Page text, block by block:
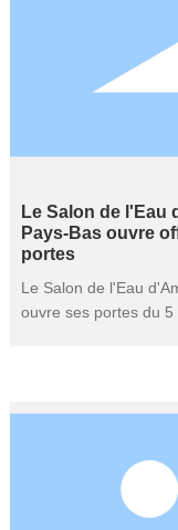
Le Salon de l'Eau
Pays-Bas ouvre
portes
Le Salon de l'Eau
ouvre ses portes du 5